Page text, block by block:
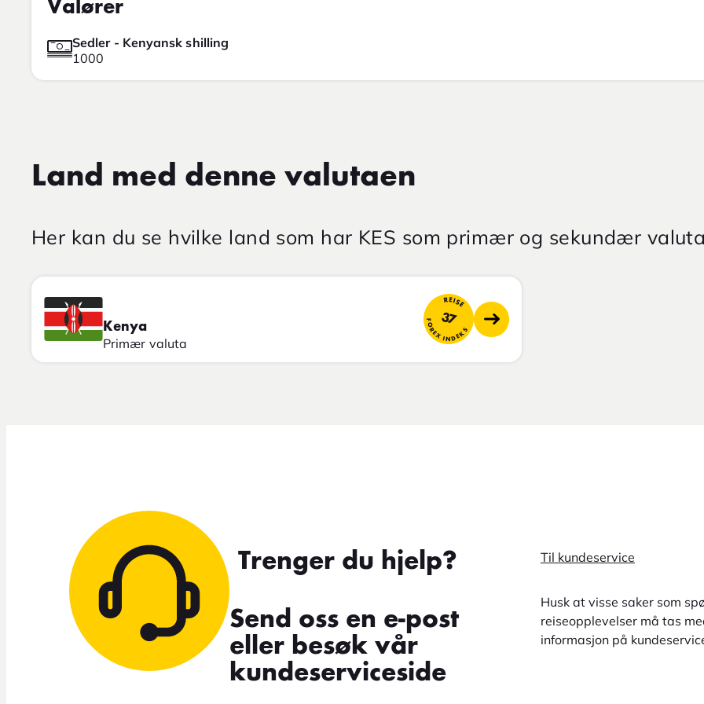
Valører
Sedler - Kenyansk shilling
1000
Land med denne valutaen
Her kan du se hvilke land som har KES som primær og sekundær
Kenya
Primær valuta
REISE
37
FOREX INDEKS
Trenger du hjelp?
Send oss en e-post
eller besøk vår
kundeserviceside
Til kundeservice
Husk at visse saker som
reiseopplevelser må tas
informasjon på